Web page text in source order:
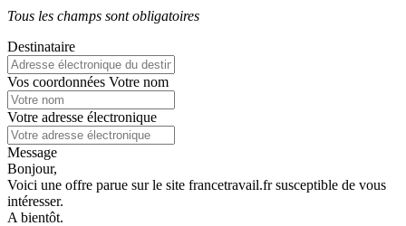
Tous les champs sont obligatoires
Destinataire
Vos coordonnées Votre nom
Votre adresse électronique
Message
Bonjour,
Voici une offre parue sur le site francetravail.fr susceptible de vous
intéresser.
A bientôt.